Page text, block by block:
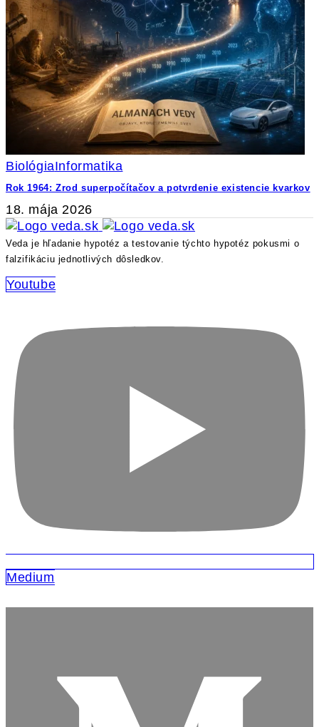
BiológiaInformatika
Rok 1964: Zrod superpočítačov a potvrdenie existencie kvarkov
18. mája 2026
Veda je hľadanie hypotéz a testovanie týchto hypotéz pokusmi o
falzifikáciu jednotlivých dôsledkov.
Youtube
Medium